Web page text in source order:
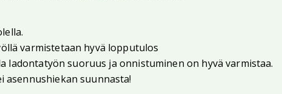
varmistetaan hyvä lopputulos
ladontatyön suoruus ja onnistuminen on hyvä varmistaa.
asennushiekan suunnasta!